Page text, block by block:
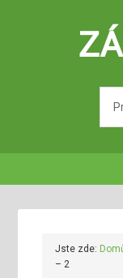
Jste zde:
– 2